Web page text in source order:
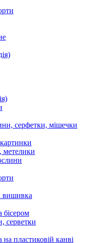
серфетки, мішечки
метелики
вишивка
серветки
пластиковій канві